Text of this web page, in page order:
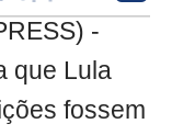
-
que Lula
fossem